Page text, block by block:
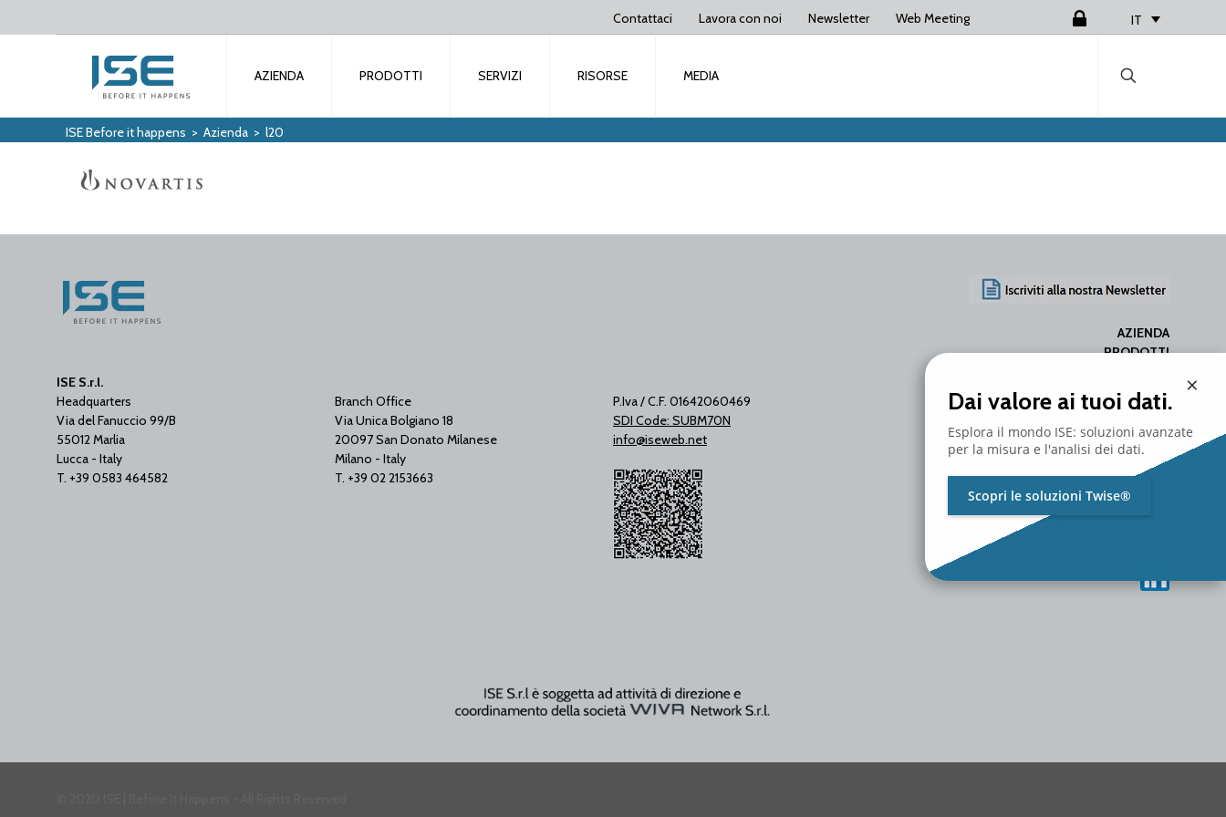
Contattaci Lavora con noi Newsletter Web Meeting IT
AZIENDA PRODOTTI SERVIZI RISORSE MEDIA
ISE Before it happens > Azienda > l20
ISE S.r.l.
Headquarters
Via del Fanuccio 99/B
55012 Marlia
Lucca - Italy
T. +39 0583 464582
Branch Office
Via Unica Bolgiano 18
20097 San Donato Milanese
Milano - Italy
T. +39 02 2153663
P.Iva / C.F. 01642060469
SDI Code: SUBM70N
info@iseweb.net
AZIENDA
PRODOTTI
RISORSE
MEDIA
CONTATTACI
LAVORA CON NOI
Privacy Policy
Cambia Preferenze Privacy
Storico Impostazioni Privacy
×
Dai valore ai tuoi dati.
Esplora il mondo ISE: soluzioni avanzate
per la misura e l'analisi dei dati.
Scopri le soluzioni Twise®